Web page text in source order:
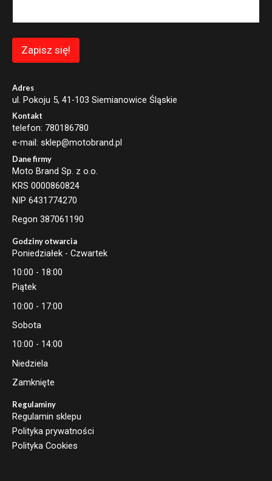
E
l
m
a
l
Zapisz się!
Adres
ul. Pokoju 5, 41-103 Siemianowice Śląskie
Kontakt
telefon: 780186780
e-mail: sklep@motobrand.pl
Dane firmy
Moto Brand Sp. z o.o.
KRS 0000860824
NIP 6431774270
Regon 387061190
Godziny otwarcia
Poniedziałek - Czwartek
10:00 - 18:00
Piątek
10:00 - 17:00
Sobota
10:00 - 14:00
Niedziela
Zamknięte
Regulaminy
Regulamin sklepu
Polityka prywatności
Polityka Cookies